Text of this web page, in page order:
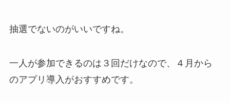
抽選でないのがいいですね。
一人が参加できるのは３回だけなので、４月から
のアプリ導入がおすすめです。